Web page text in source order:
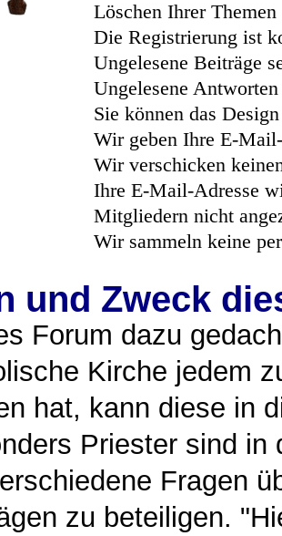
Löschen Ihrer
Die Registrierung ist
Ungelesene Beiträge
Ungelesene
Sie können das
Wir geben Ihre E-
Wir verschicken
Ihre E-Mail-Adresse
Mitgliedern nicht
Wir sammeln keine
und Zweck
Forum dazu
Kirche jedem
hat, kann diese in
Priester sind in
Fragen
zu beteiligen.